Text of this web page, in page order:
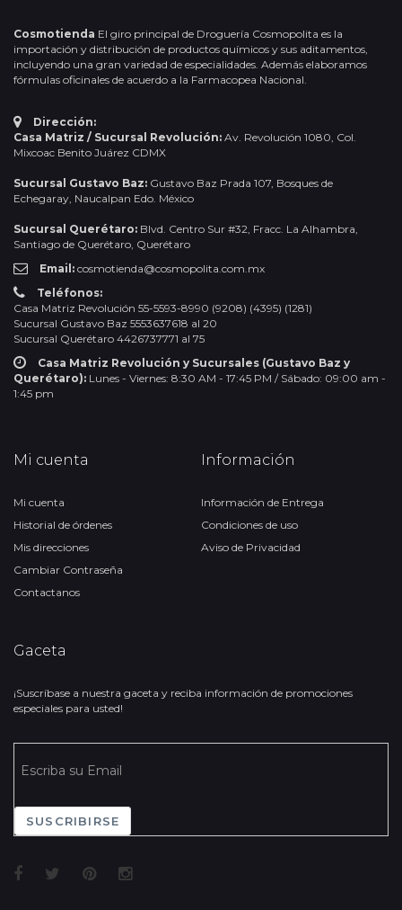
Cosmotienda El giro principal de Droguería Cosmopolita es la
importación y distribución de productos químicos y sus aditamentos,
incluyendo una gran variedad de especialidades. Además elaboramos
fórmulas oficinales de acuerdo a la Farmacopea Nacional.
Dirección:
Casa Matriz / Sucursal Revolución: Av. Revolución 1080, Col.
Mixcoac Benito Juárez CDMX
Sucursal Gustavo Baz: Gustavo Baz Prada 107, Bosques de
Echegaray, Naucalpan Edo. México
Sucursal Querétaro: Blvd. Centro Sur #32, Fracc. La Alhambra,
Santiago de Querétaro, Querétaro
Email: cosmotienda@cosmopolita.com.mx
Teléfonos:
Casa Matriz Revolución 55-5593-8990 (9208) (4395) (1281)
Sucursal Gustavo Baz 5553637618 al 20
Sucursal Querétaro 4426737771 al 75
Casa Matriz Revolución y Sucursales (Gustavo Baz y
Querétaro): Lunes - Viernes: 8:30 AM - 17:45 PM / Sábado: 09:00 am -
1:45 pm
Mi cuenta
Mi cuenta
Historial de órdenes
Mis direcciones
Cambiar Contraseña
Contactanos
Información
Información de Entrega
Condiciones de uso
Aviso de Privacidad
Gaceta
¡Suscríbase a nuestra gaceta y reciba información de promociones
especiales para usted!
SUSCRIBIRSE